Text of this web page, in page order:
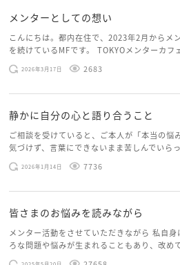
メンターとしての想い
こんにちは。都内在住で、2023年2月からメ
を続けているMFです。 TOKYOメンターカフ
げたいという想いから、勇気を出して初めて
稿してみようと思います。少し自分のことを書
2026年3月17日 2683
静かに自分の心と語り合うこと
ご相談を受けていると、ご本人が「本当の悩
気づけず、言葉にできないまま苦しんでいら
ースがありますお悩みというのは、心の深いと
層心理）に触れることで、まったく違う角度
2026年1月14日 7736
皆さまのお悩みを読みながら
メンター活動をさせていただきながら 私自身
ろな問題や悩みが生まれることもあり、改め
のお悩みを読みながら 「みんな、もがいてる